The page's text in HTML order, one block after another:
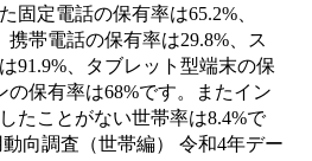
固定電話の保有率は65.2%、
携帯電話の保有率は29.8%、ス
91.9%、タブレット型端末の保
の保有率は68%です。またイン
たことがない世帯率は8.4%で
向調査（世帯編） 令和4年デー